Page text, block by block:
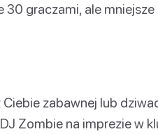
30 graczami, ale
zabawnej lub
Zombie na imprezie w